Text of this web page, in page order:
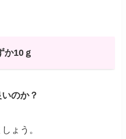
か10ｇ
のか？
ょう。